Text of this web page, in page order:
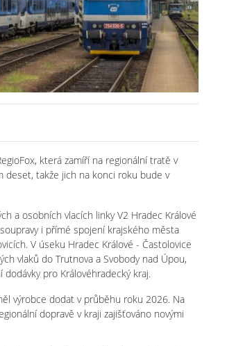
která zamíří na regionální tratě v
deset, takže jich na konci roku bude v
a osobních vlacích linky V2 Hradec Králové
i přímé spojení krajského města
V úseku Hradec Králové - Častolovice
vlaků do Trutnova a Svobody nad Úpou,
pro Královéhradecký kraj.
výrobce dodat v průběhu roku 2026. Na
dopravě v kraji zajišťováno novými